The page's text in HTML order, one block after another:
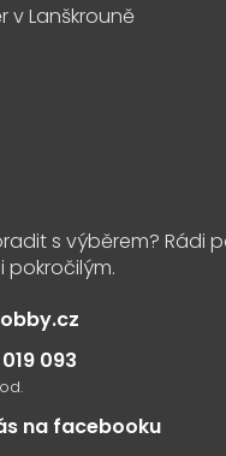
v Lanškrouně
019 093
na facebooku